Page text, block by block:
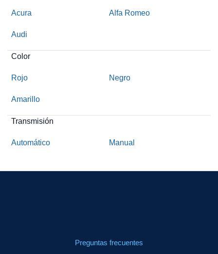
Acura Alfa Romeo
Audi
Color
Rojo Negro
Amarillo
Transmisión
Automático Manual
Preguntas frecuentes